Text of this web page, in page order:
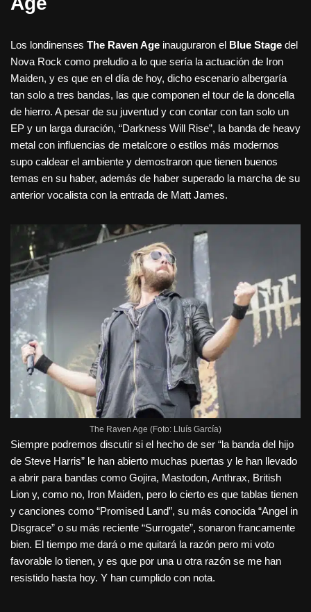
Los londinenses The Raven Age inauguraron el Blue Stage del
Nova Rock como preludio a lo que sería la actuación de Iron
Maiden, y es que en el día de hoy, dicho escenario albergaría
tan solo a tres bandas, las que componen el tour de la doncella
de hierro. A pesar de su juventud y con contar con tan solo un
EP y un larga duración, “Darkness Will Rise”, la banda de heavy
metal con influencias de metalcore o estilos más modernos
supo caldear el ambiente y demostraron que tienen buenos
temas en su haber, además de haber superado la marcha de su
anterior vocalista con la entrada de Matt James.
The Raven Age (Foto: Lluís García)
Siempre podremos discutir si el hecho de ser “la banda del hijo
de Steve Harris” le han abierto muchas puertas y le han llevado
a abrir para bandas como Gojira, Mastodon, Anthrax, British
Lion y, como no, Iron Maiden, pero lo cierto es que tablas tienen
y canciones como “Promised Land”, su más conocida “Angel in
Disgrace” o su más reciente “Surrogate”, sonaron francamente
bien. El tiempo me dará o me quitará la razón pero mi voto
favorable lo tienen, y es que por una u otra razón se me han
resistido hasta hoy. Y han cumplido con nota.